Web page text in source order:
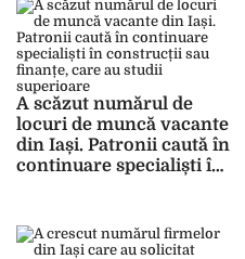
Specialiștii susțin că
până la sfârșitul anului se
vor închide multe
companii care au avut
probleme financiare din
cauza pandemiei COVID-
19
A scăzut numărul de
locuri de muncă vacante
din Iași. Patronii caută în
continuare specialiști în